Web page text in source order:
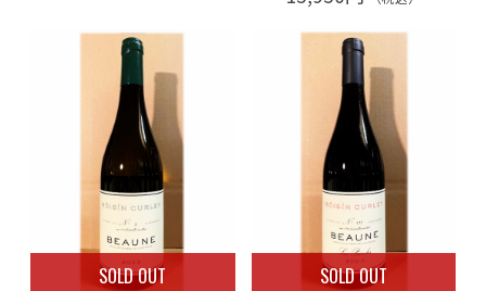
SOLD OUT SOLD OUT